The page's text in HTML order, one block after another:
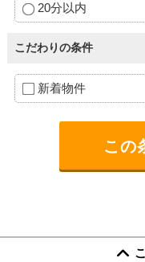
20分以内
こだわりの条件
新着物件